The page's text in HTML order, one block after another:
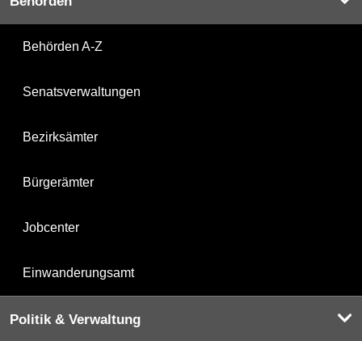
Behörden A-Z
Senatsverwaltungen
Bezirksämter
Bürgerämter
Jobcenter
Einwanderungsamt
Politik & Verwaltung